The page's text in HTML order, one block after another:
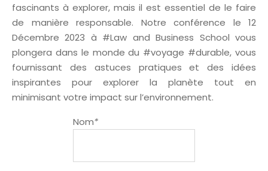
fascinants à explorer, mais il est essentiel de le faire
de manière responsable. Notre conférence le 12
Décembre 2023 à #Law and Business School vous
plongera dans le monde du #voyage #durable, vous
fournissant des astuces pratiques et des idées
inspirantes pour explorer la planète tout en
minimisant votre impact sur l’environnement.
Nom*